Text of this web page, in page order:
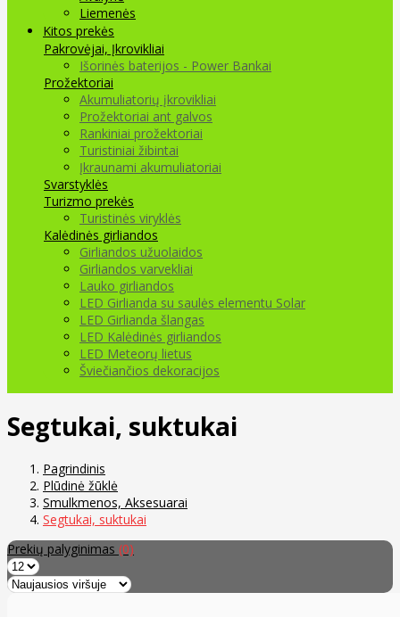
Liemenės
Kitos prekės
Pakrovėjai, Įkrovikliai
Išorinės baterijos - Power Bankai
Prožektoriai
Akumuliatorių įkrovikliai
Prožektoriai ant galvos
Rankiniai prožektoriai
Turistiniai žibintai
Įkraunami akumuliatoriai
Svarstyklės
Turizmo prekės
Turistinės viryklės
Kalėdinės girliandos
Girliandos užuolaidos
Girliandos varvekliai
Lauko girliandos
LED Girlianda su saulės elementu Solar
LED Girlianda šlangas
LED Kalėdinės girliandos
LED Meteorų lietus
Šviečiančios dekoracijos
Segtukai, suktukai
Pagrindinis
Plūdinė žūklė
Smulkmenos, Aksesuarai
Segtukai, suktukai
Prekių palyginimas (0)